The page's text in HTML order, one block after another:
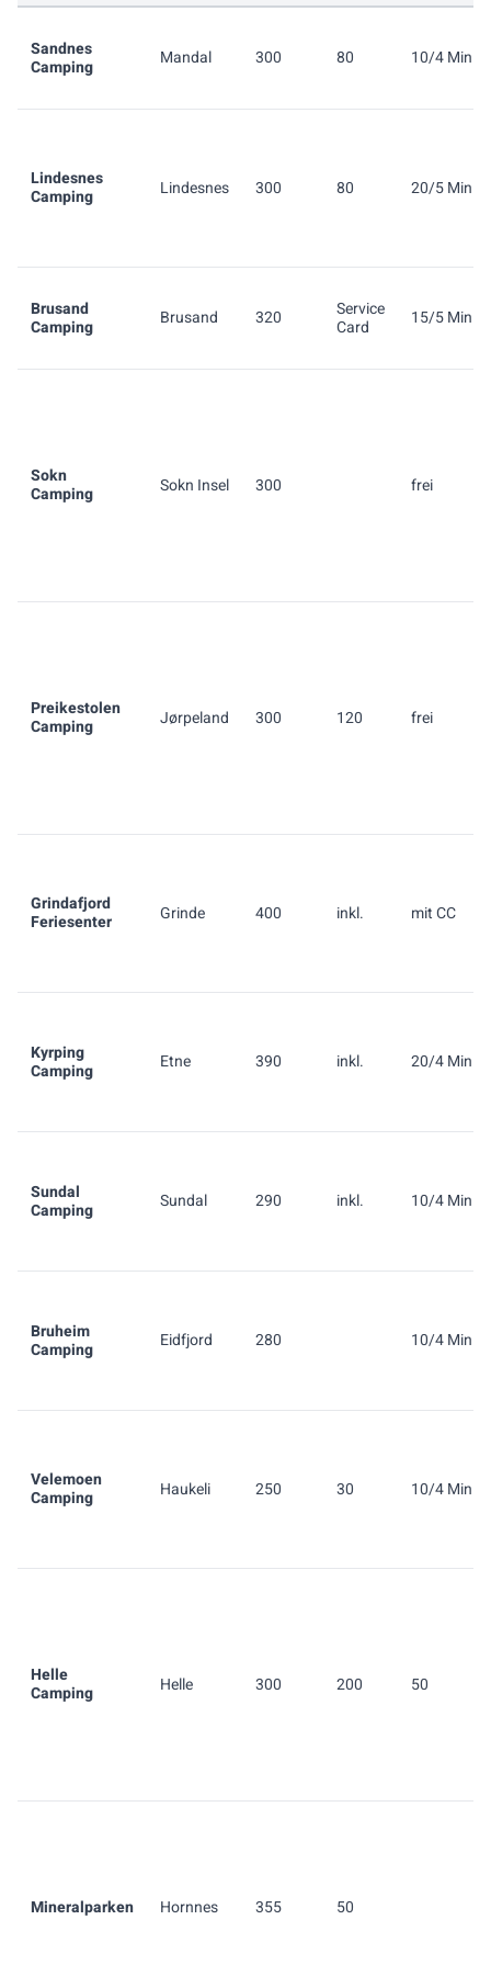
Sandnes
Camping
Mandal 300 80 10/4 Min.
Lindesnes
Camping
Lindesnes 300 80 20/5 Min.
Brusand
Camping
Brusand 320
Service
Card
15/5 Min.
Sokn
Camping
Sokn Insel 300 frei
Preikestolen
Camping
Jørpeland 300 120 frei
Grindafjord
Feriesenter
Grinde 400 inkl. mit CC
Kyrping
Camping
Etne 390 inkl. 20/4 Min.
Sundal
Camping
Sundal 290 inkl. 10/4 Min.
Bruheim
Camping
Eidfjord 280 10/4 Min.
Velemoen
Camping
Haukeli 250 30 10/4 Min.
Helle
Camping
Helle 300 200 50
Mineralparken Hornnes 355 50